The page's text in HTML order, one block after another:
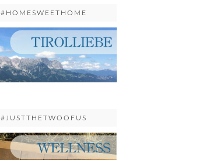
#HOMESWEETHOME
#JUSTTHETWOOFUS